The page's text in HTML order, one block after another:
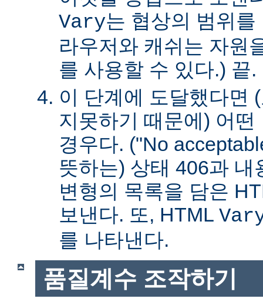
Vary는 협상의 범위
라우저와 캐쉬는 자원
를 사용할 수 있다.) 끝.
이 단계에 도달했다면
지못하기 때문에) 어
경우다. ("No
뜻하는) 상태 406과 내
변형의 목록을 담은
보낸다. 또, HTML
를 나타낸다.
품질계수 조작하기